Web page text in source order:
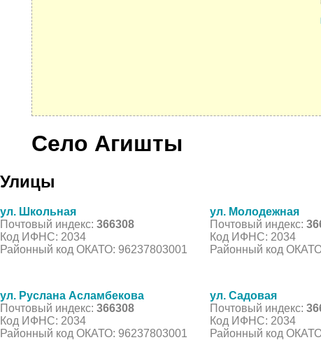
Село Агишты
Улицы
ул. Школьная
Почтовый индекс: 366308
Код ИФНС: 2034
Районный код ОКАТО: 96237803001
ул. Молодежная
Почтовый индекс:
Код ИФНС: 2034
Районный код
ул. Руслана Асламбекова
Почтовый индекс: 366308
Код ИФНС: 2034
Районный код ОКАТО: 96237803001
ул. Садовая
Почтовый индекс:
Код ИФНС: 2034
Районный код